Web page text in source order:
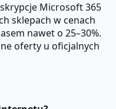
Microsoft 365
sklepach w cenach
nawet o 25–30%.
oferty u oficjalnych